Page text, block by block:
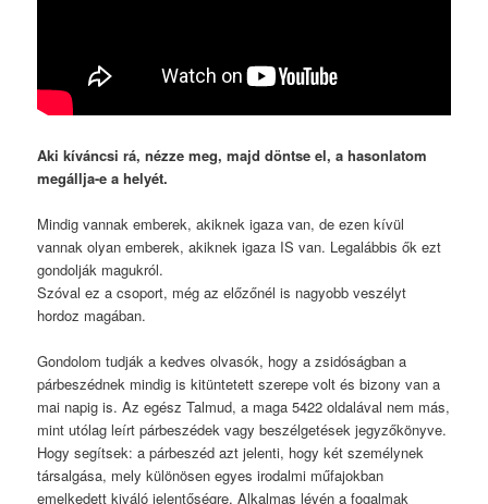
Aki kíváncsi rá, nézze meg, majd döntse el, a hasonlatom
megállja-e a helyét.
Mindig vannak emberek, akiknek igaza van, de ezen kívül
vannak olyan emberek, akiknek igaza IS van. Legalábbis ők ezt
gondolják magukról.
Szóval ez a csoport, még az előzőnél is nagyobb veszélyt
hordoz magában.
Gondolom tudják a kedves olvasók, hogy a zsidóságban a
párbeszédnek mindig is kitüntetett szerepe volt és bizony van a
mai napig is. Az egész Talmud, a maga 5422 oldalával nem más,
mint utólag leírt párbeszédek vagy beszélgetések jegyzőkönyve.
Hogy segítsek: a párbeszéd azt jelenti, hogy két személynek
társalgása, mely különösen egyes irodalmi műfajokban
emelkedett kiváló jelentőségre. Alkalmas lévén a fogalmak